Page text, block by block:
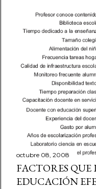
octubre 08, 2008
FACTORES
EDUCACIÓN